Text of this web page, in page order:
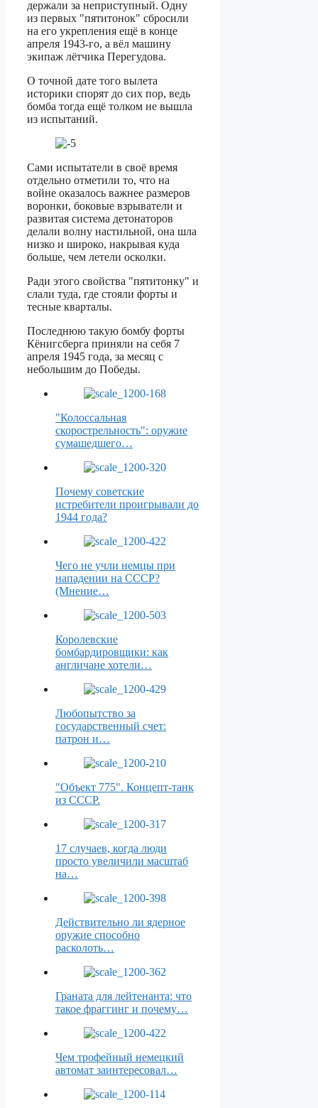
держали за неприступный. Одну
из первых "пятитонок" сбросили
на его укрепления ещё в конце
апреля 1943-го, а вёл машину
экипаж лётчика Перегудова.
О точной дате того вылета
историки спорят до сих пор, ведь
бомба тогда ещё толком не вышла
из испытаний.
Сами испытатели в своё время
отдельно отметили то, что на
войне оказалось важнее размеров
воронки, боковые взрыватели и
развитая система детонаторов
делали волну настильной, она шла
низко и широко, накрывая куда
больше, чем летели осколки.
Ради этого свойства "пятитонку" и
слали туда, где стояли форты и
тесные кварталы.
Последнюю такую бомбу форты
Кёнигсберга приняли на себя 7
апреля 1945 года, за месяц с
небольшим до Победы.
"Колоссальная
скорострельность": оружие
сумашедшего…
Почему советские
истребители проигрывали до
1944 года?
Чего не учли немцы при
нападении на СССР?
(Мнение…
Королевские
бомбардировщики: как
англичане хотели…
Любопытство за
государственный счет:
патрон и…
"Объект 775". Концепт-танк
из СССР.
17 случаев, когда люди
просто увеличили масштаб
на…
Действительно ли ядерное
оружие способно
расколоть…
Граната для лейтенанта: что
такое фраггинг и почему…
Чем трофейный немецкий
автомат заинтересовал…